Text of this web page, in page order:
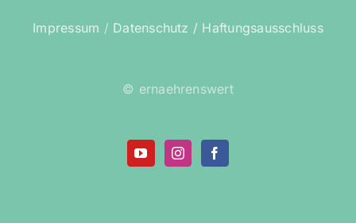
Impressum / Datenschutz / Haftungsausschluss
© ernaehrenswert